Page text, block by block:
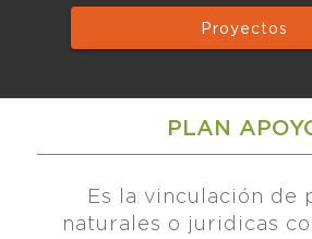
Proyectos
PLAN
Es la vinculación de
naturales o juridicas